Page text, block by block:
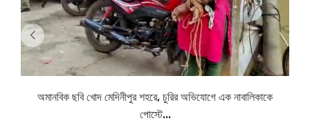
অমানবিক ছবি খোদ মেদিনীপুর শহরে, চুরির অভিযোগে এক নাবালিকাকে
পোস্টে...